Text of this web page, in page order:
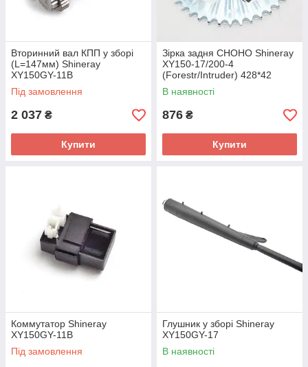
Вторинний вал КПП у зборі
(L=147мм) Shineray
XY150GY-11B
Під замовлення
2 037 ₴
Купити
Зірка задня CHOHO Shineray
XY150-17/200-4
(Forestr/Intruder) 428*42
В наявності
876 ₴
Купити
Коммутатор Shineray
XY150GY-11B
Під замовлення
Глушник у зборі Shineray
XY150GY-17
В наявності